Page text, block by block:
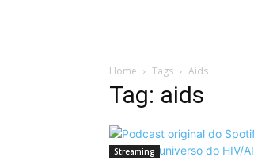
Home Tags Aids
Tag: aids
Streaming